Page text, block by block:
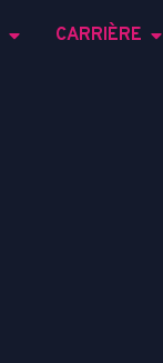
CARRIÈRE